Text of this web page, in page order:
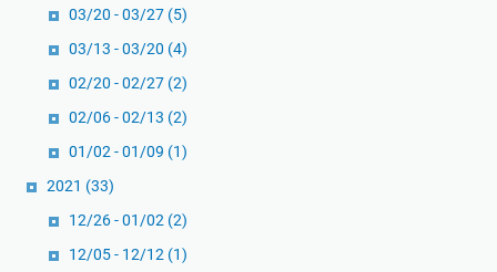
03/20 - 03/27 (5)
03/13 - 03/20 (4)
02/20 - 02/27 (2)
02/06 - 02/13 (2)
01/02 - 01/09 (1)
2021 (33)
12/26 - 01/02 (2)
12/05 - 12/12 (1)